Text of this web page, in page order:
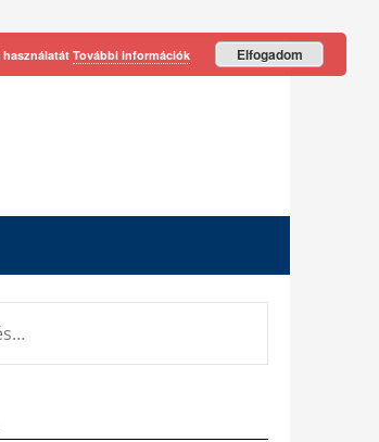
További információk Elfogadom